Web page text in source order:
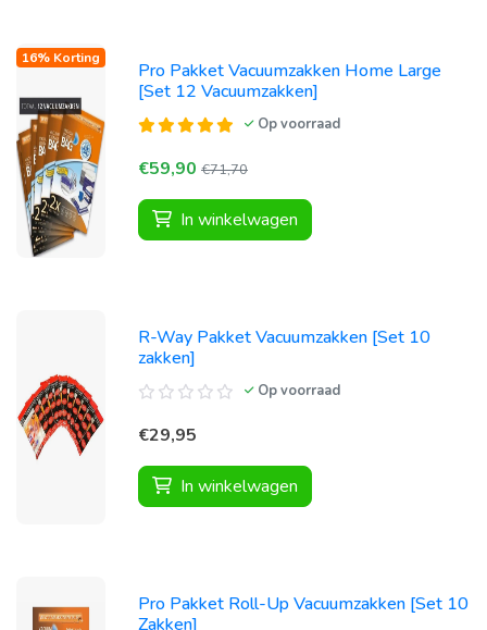
16% Korting
Pro Pakket Vacuumzakken Home Large
[Set 12 Vacuumzakken]
Op voorraad
€59,90 €71,70
In winkelwagen
R-Way Pakket Vacuumzakken [Set 10
zakken]
Op voorraad
€29,95
In winkelwagen
Pro Pakket Roll-Up Vacuumzakken [Set 10
Zakken]